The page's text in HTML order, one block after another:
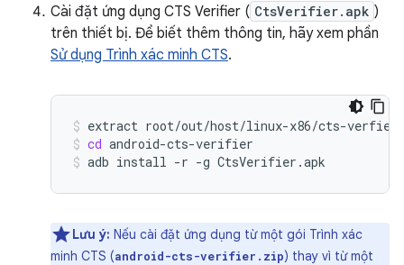
Cài đặt ứng dụng CTS Verifier ( CtsVerifier.apk )
trên thiết bị. Để biết thêm thông tin, hãy xem phần
Sử dụng Trình xác minh CTS.
extract root/out/host/linux-x86/cts-
cd android-cts-verifier
adb install -r -g CtsVerifier.apk
Lưu ý: Nếu cài đặt ứng dụng từ một gói Trình xác
minh CTS (android-cts-verifier.zip) thay vì từ một